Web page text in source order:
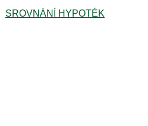
SROVNÁNÍ HYPOTÉK